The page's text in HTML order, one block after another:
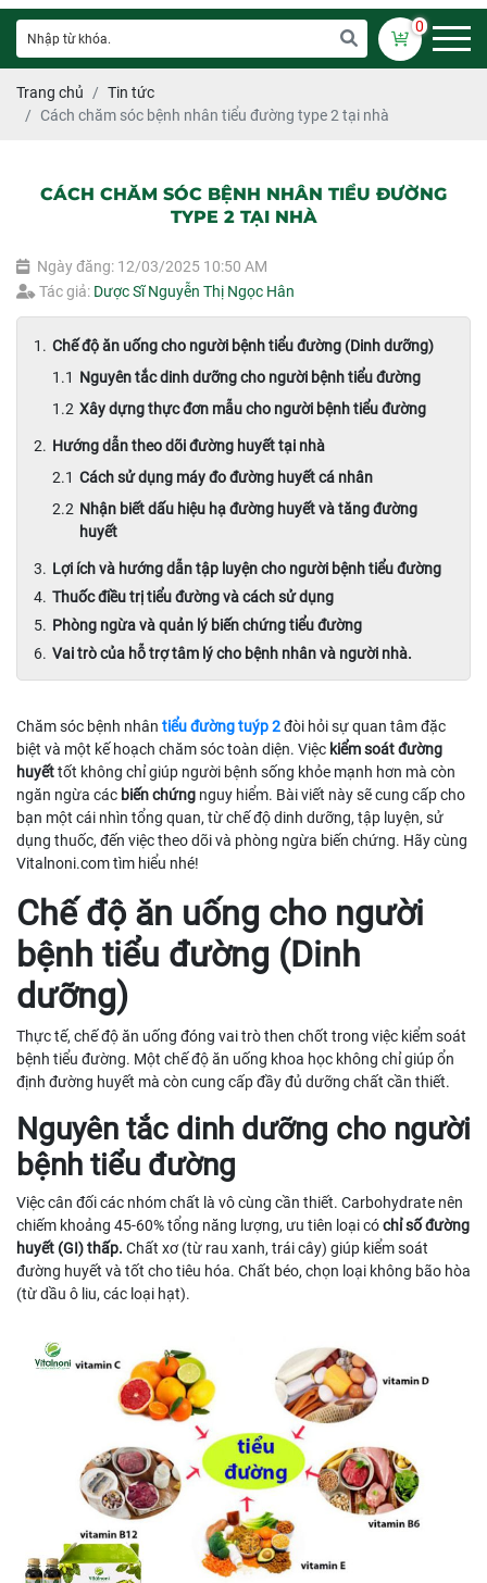
0
Trang chủ
Tin tức
Cách chăm sóc bệnh nhân tiểu đường type 2 tại nhà
CÁCH CHĂM SÓC BỆNH NHÂN TIỂU ĐƯỜNG
TYPE 2 TẠI NHÀ
Ngày đăng: 12/03/2025 10:50 AM
Tác giả: Dược Sĩ Nguyễn Thị Ngọc Hân
Chế độ ăn uống cho người bệnh tiểu đường (Dinh dưỡng)
Nguyên tắc dinh dưỡng cho người bệnh tiểu đường
Xây dựng thực đơn mẫu cho người bệnh tiểu đường
Hướng dẫn theo dõi đường huyết tại nhà
Cách sử dụng máy đo đường huyết cá nhân
Nhận biết dấu hiệu hạ đường huyết và tăng đường
huyết
Lợi ích và hướng dẫn tập luyện cho người bệnh tiểu đường
Thuốc điều trị tiểu đường và cách sử dụng
Phòng ngừa và quản lý biến chứng tiểu đường
Vai trò của hỗ trợ tâm lý cho bệnh nhân và người nhà.
Chăm sóc bệnh nhân tiểu đường tuýp 2đòi hỏi sự quan tâm đặc
biệt và một kế hoạch chăm sóc toàn diện. Việc kiểm soát đường
huyếttốt không chỉ giúp người bệnh sống khỏe mạnh hơn mà còn
ngăn ngừa các biến chứng nguy hiểm. Bài viết này sẽ cung cấp cho
bạn một cái nhìn tổng quan, từ chế độ dinh dưỡng, tập luyện, sử
dụng thuốc, đến việc theo dõi và phòng ngừa biến chứng. Hãy cùng
Vitalnoni.com tìm hiểu nhé!
Chế độ ăn uống cho người
bệnh tiểu đường (Dinh
dưỡng)
Thực tế, chế độ ăn uống đóng vai trò then chốt trong việc kiểm soát
bệnh tiểu đường. Một chế độ ăn uống khoa học không chỉ giúp ổn
định đường huyết mà còn cung cấp đầy đủ dưỡng chất cần thiết.
Nguyên tắc dinh dưỡng cho người
bệnh tiểu đường
Việc cân đối các nhóm chất là vô cùng cần thiết. Carbohydrate nên
chiếm khoảng 45-60% tổng năng lượng, ưu tiên loại cóchỉ số đường
huyết (GI) thấp. Chất xơ (từ rau xanh, trái cây) giúp kiểm soát
đường huyết và tốt cho tiêu hóa. Chất béo, chọn loại không bão hòa
(từ dầu ô liu, các loại hạt).